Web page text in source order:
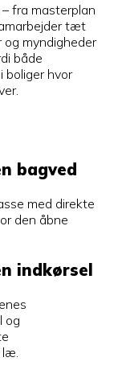
fra masterplan
tæt
og myndigheder
både
boliger hvor
bagved
med direkte
den åbne
indkørsel
og